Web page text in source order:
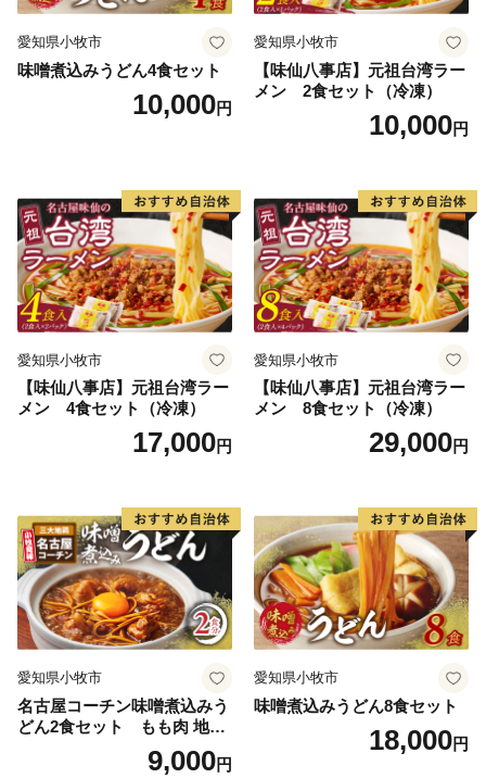
愛知県小牧市
味噌煮込みうどん4食セット
10,000円
愛知県小牧市
【味仙八事店】元祖台湾ラー
メン 2食セット（冷凍）
10,000円
愛知県小牧市
【味仙八事店】元祖台湾ラー
メン 4食セット（冷凍）
17,000円
愛知県小牧市
【味仙八事店】元祖台湾ラー
メン 8食セット（冷凍）
29,000円
愛知県小牧市
名古屋コーチン味噌煮込みう
どん2食セット もも肉 地鶏
9,000円
愛知県小牧市
味噌煮込みうどん8食セット
18,000円